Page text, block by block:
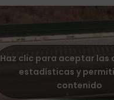
Haz clic para aceptar las
estadísticas y
contenido